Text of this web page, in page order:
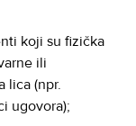
koji su fizička
ili
lica (npr.
ugovora);